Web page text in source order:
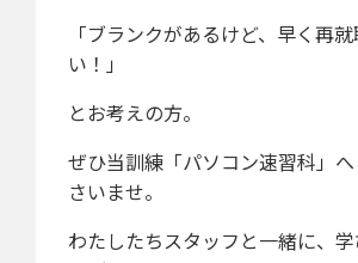
「ブランクがあるけど、早く再
い！」
とお考えの方。
ぜひ当訓練「パソコン速習科」
さいませ。
わたしたちスタッフと一緒に、